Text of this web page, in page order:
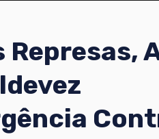
Represas,